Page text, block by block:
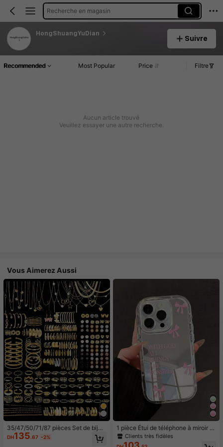
Recherche en magasin
HongShuangYuDian
Suivre
Recommended Most Popular Price Filtre
Aucun article trouvé
Veuillez essayer une autre recherche.
Vous Aimerez Aussi
35/47/50/71/87 pièces Set de bijou
x style bohème, comprenant des bo
ucles d'oreilles, colliers, bagues, br
DH135.67 -2%
1 pièce Étui de téléphone à miroir ro
se minimaliste, style fille avec motif
nœud papillon, slogan religieux. Étu
Clients très fidèles